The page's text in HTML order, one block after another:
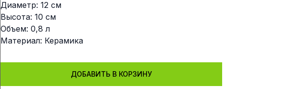
Диаметр: 12 см
Высота: 10 см
Объем: 0,8 л
Материал: Керамика
ДОБАВИТЬ В КОРЗИНУ